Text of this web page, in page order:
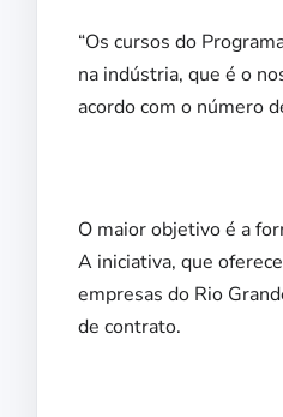
“Os cursos do
na indústria, que é o
acordo com o número
O maior objetivo é a
A iniciativa, que
empresas do Rio
de contrato.